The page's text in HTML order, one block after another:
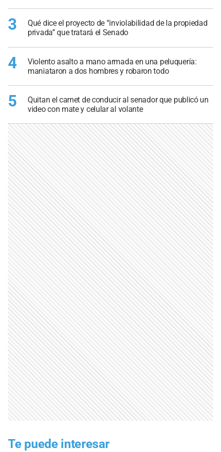
3
Qué dice el proyecto de “inviolabilidad de la propiedad
privada” que tratará el Senado
4
Violento asalto a mano armada en una peluquería:
maniataron a dos hombres y robaron todo
5
Quitan el carnet de conducir al senador que publicó un
video con mate y celular al volante
Te puede interesar